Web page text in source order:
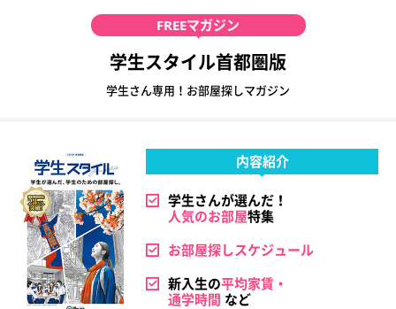
FREEマガジン
学生スタイル首都圏版
学生さん専用！お部屋探しマガジン
内容紹介
学生さんが選んだ！
人気のお部屋特集
お部屋探しスケジュール
新入生の平均家賃・
通学時間 など